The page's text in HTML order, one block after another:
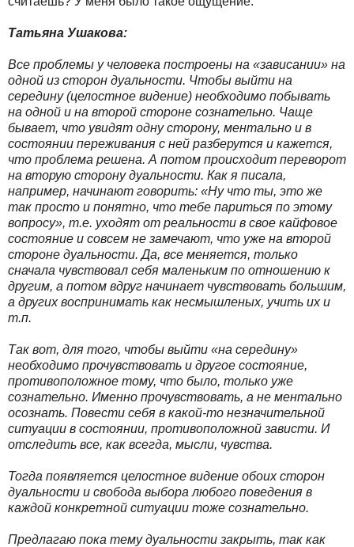
Татьяна Ушакова:
Все проблемы у человека построены на «зависании» на
одной из сторон дуальности. Чтобы выйти на
середину (целостное видение) необходимо побывать
на одной и на второй стороне сознательно. Чаще
бывает, что увидят одну сторону, ментально и в
состоянии переживания с ней разберутся и кажется,
что проблема решена. А потом происходит переворот
на вторую сторону дуальности. Как я писала,
например, начинают говорить: «Ну что ты, это же
так просто и понятно, что тебе париться по этому
вопросу», т.е. уходят от реальности в свое кайфовое
состояние и совсем не замечают, что уже на второй
стороне дуальности. Да, все меняется, только
сначала чувствовал себя маленьким по отношению к
другим, а потом вдруг начинает чувствовать большим,
а других воспринимать как несмышленых, учить их и
т.п.
Так вот, для того, чтобы выйти «на середину»
необходимо прочувствовать и другое состояние,
противоположное тому, что было, только уже
сознательно. Именно прочувствовать, а не ментально
осознать. Повести себя в какой-то незначительной
ситуации в состоянии, противоположной зависти. И
отследить все, как всегда, мысли, чувства.
Тогда появляется целостное видение обоих сторон
дуальности и свобода выбора любого поведения в
каждой конкретной ситуации тоже сознательно.
Предлагаю пока тему дуальности закрыть, так как